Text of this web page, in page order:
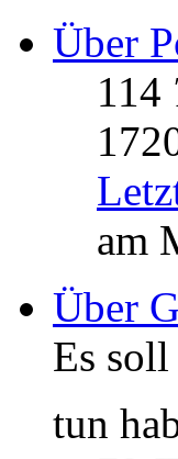
Über
114
am
Über
Es
tun